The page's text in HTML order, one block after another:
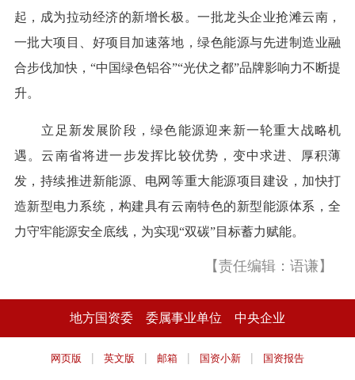
起，成为拉动经济的新增长极。一批龙头企业抢滩云南，
一批大项目、好项目加速落地，绿色能源与先进制造业融
合步伐加快，“中国绿色铝谷”“光伏之都”品牌影响力不断提
升。
立足新发展阶段，绿色能源迎来新一轮重大战略机
遇。云南省将进一步发挥比较优势，变中求进、厚积薄
发，持续推进新能源、电网等重大能源项目建设，加快打
造新型电力系统，构建具有云南特色的新型能源体系，全
力守牢能源安全底线，为实现“双碳”目标蓄力赋能。
【责任编辑：语谦】
地方国资委 委属事业单位 中央企业
网页版 | 英文版 | 邮箱 | 国资小新 | 国资报告